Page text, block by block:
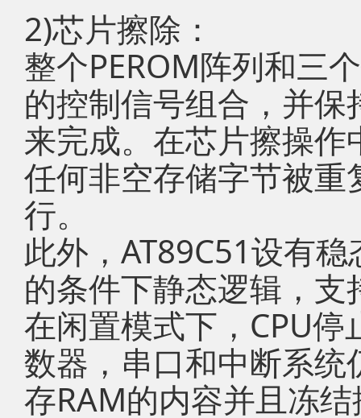
2)芯片擦除：
整个PEROM阵列和三
的控制信号组合，并
来完成。在芯片擦操作
任何非空存储字节被
行。
此外，AT89C51设有
的条件下静态逻辑，
在闲置模式下，CPU
数器，串口和中断系
存RAM的内容并且冻